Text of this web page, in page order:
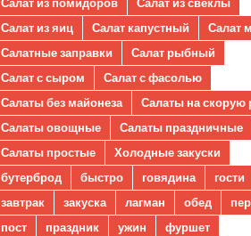
Салат из помидоров
Салат из свеклы
Салат из яиц
Салат капустный
Салат
Салатные заправки
Салат рыбный
Салат с сыром
Салат с фасолью
Салаты без майонеза
Салаты на скорую
Салаты овощные
Салаты праздничные
Салаты простые
Холодные закуски
бутерброд
быстро говядина
гости
завтрак
закуска лагман обед
пост
праздник ужин фуршет